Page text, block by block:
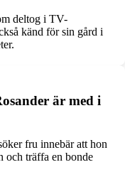
deltog i TV-
känd för sin gård i
är med i
fru innebär att hon
och träffa en bonde